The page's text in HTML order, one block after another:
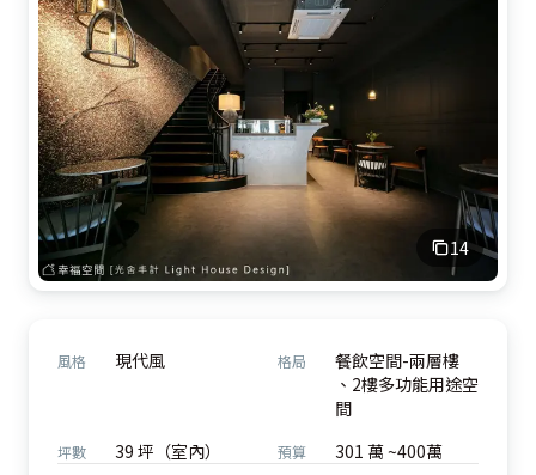
14
風格 現代風 格局
餐飲空間-兩層樓
、2樓多功能用途空
間
坪數 39 坪（室內） 預算 301 萬 ~400萬